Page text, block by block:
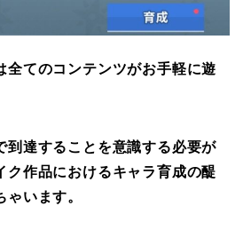
全てのコンテンツがお手軽に遊
到達することを意識する必要が
ク作品におけるキャラ育成の醍
います。